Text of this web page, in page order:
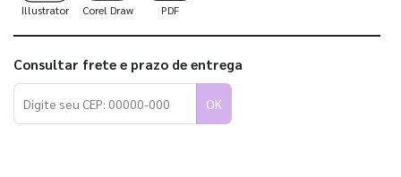
Illustrator Corel Draw PDF
Consultar frete e prazo de entrega
OK